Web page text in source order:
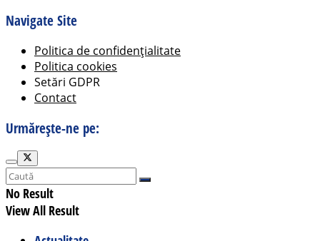
Navigate Site
Politica de confidențialitate
Politica cookies
Setări GDPR
Contact
Urmărește-ne pe:
No Result
View All Result